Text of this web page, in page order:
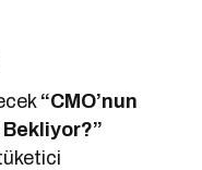
“CMO’nun